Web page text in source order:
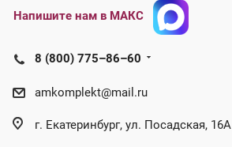
Напишите нам в МАКС
8 (800) 775–86–60
amkomplekt@mail.ru
г. Екатеринбург, ул. Посадская, 16А